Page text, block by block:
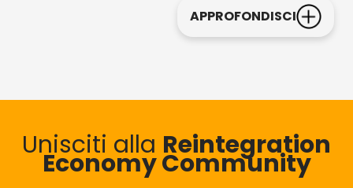
APPROFONDISCI
Unisciti alla Reintegration
Economy Community